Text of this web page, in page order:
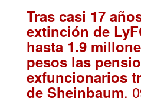
Tras casi 17
extinción de
hasta 1.9
pesos las
exfuncionarios
de Sheinbaum.